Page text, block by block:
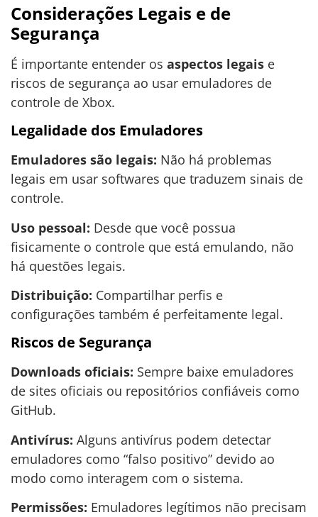
Considerações Legais e de
Segurança
É importante entender os aspectos legais e
riscos de segurança ao usar emuladores de
controle de Xbox.
Legalidade dos Emuladores
Emuladores são legais: Não há problemas
legais em usar softwares que traduzem sinais de
controle.
Uso pessoal: Desde que você possua
fisicamente o controle que está emulando, não
há questões legais.
Distribuição: Compartilhar perfis e
configurações também é perfeitamente legal.
Riscos de Segurança
Downloads oficiais: Sempre baixe emuladores
de sites oficiais ou repositórios confiáveis como
GitHub.
Antivírus: Alguns antivírus podem detectar
emuladores como “falso positivo” devido ao
modo como interagem com o sistema.
Permissões: Emuladores legítimos não precisam